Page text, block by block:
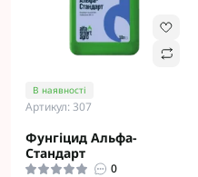
В наявності
Артикул: 307
Фунгіцид Альфа-
Стандарт
0